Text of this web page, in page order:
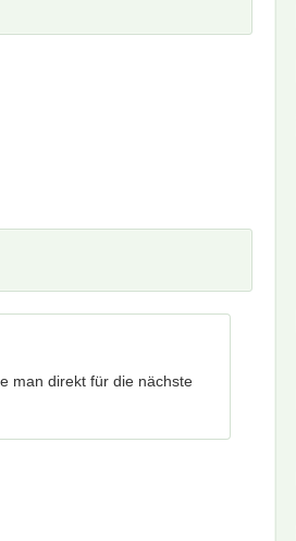
man direkt für die nächste